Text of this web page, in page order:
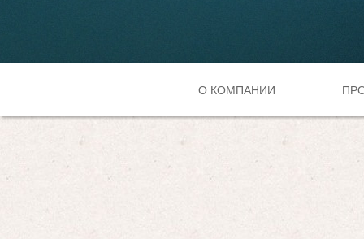
О КОМПАНИИ